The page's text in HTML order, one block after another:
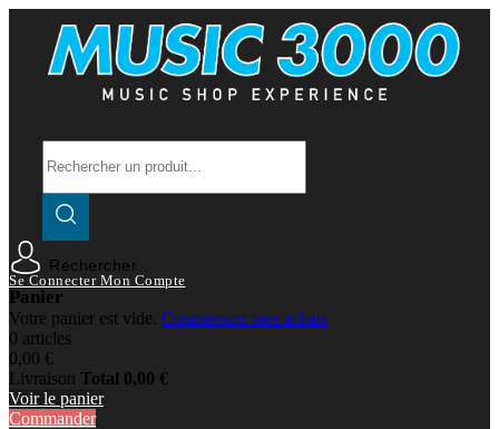
Rechercher
Se Connecter Mon Compte
Panier
Votre panier est vide. Commencer mes achats
0 articles
0,00 €
Livraison Total 0,00 €
Voir le panier
Commander